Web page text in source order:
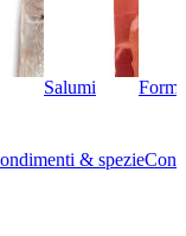
Salumi
& spezie